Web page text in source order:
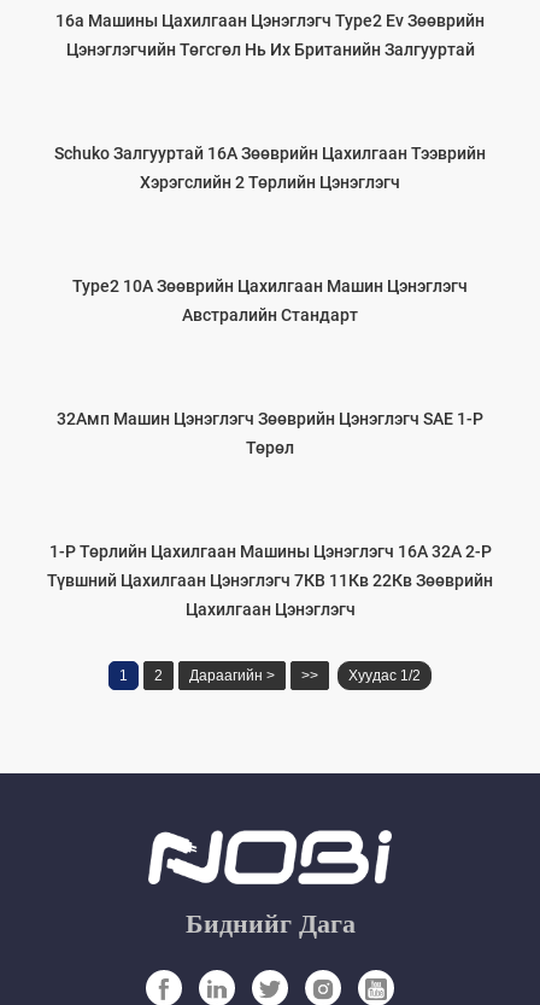
16a Машины Цахилгаан Цэнэглэгч Type2 Ev Зөөврийн
Цэнэглэгчийн Төгсгөл Нь Их Британийн Залгууртай
Schuko Залгууртай 16А Зөөврийн Цахилгаан Тээврийн
Хэрэгслийн 2 Төрлийн Цэнэглэгч
Type2 10А Зөөврийн Цахилгаан Машин Цэнэглэгч
Австралийн Стандарт
32Амп Машин Цэнэглэгч Зөөврийн Цэнэглэгч SAE 1-Р
Төрөл
1-Р Төрлийн Цахилгаан Машины Цэнэглэгч 16А 32А 2-Р
Түвшний Цахилгаан Цэнэглэгч 7КВ 11Кв 22Кв Зөөврийн
Цахилгаан Цэнэглэгч
1 2 Дараагийн > >> Хуудас 1/2
Биднийг Дага